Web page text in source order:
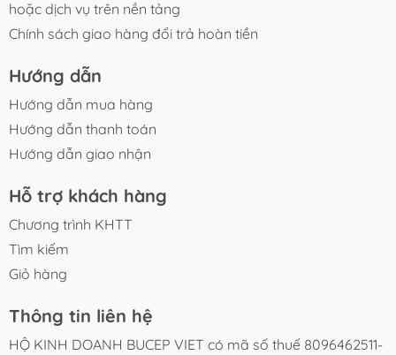
hoặc dịch vụ trên nền tảng
Chính sách giao hàng đổi trả hoàn tiền
Hướng dẫn
Hướng dẫn mua hàng
Hướng dẫn thanh toán
Hướng dẫn giao nhận
Hỗ trợ khách hàng
Chương trình KHTT
Tìm kiếm
Giỏ hàng
Thông tin liên hệ
HỘ KINH DOANH BUCEP VIET có mã số thuế 8096462511-